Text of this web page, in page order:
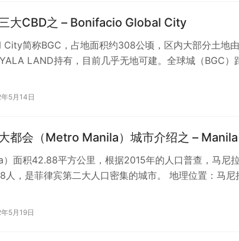
大CBD之 – Bonifacio Global City
简称BGC，占地面积约308公顷，区内大部分土地
LAND持有，目前几乎无地可建。全球城（BGC）
5月14日
都会（Metro Manila）城市介绍之 – Manila
面积42.88平方公里，根据2015年的人口普查，马尼
人，是菲律宾第二大人口密集的城市。 地理位置：马尼
5月19日